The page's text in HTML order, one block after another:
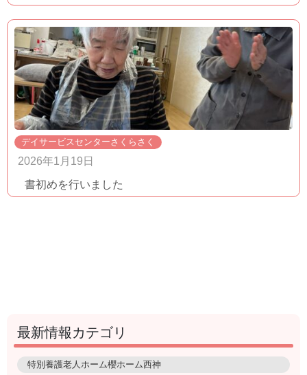
デイサービスセンターさくらさく
2026年1月19日
書初めを行いました
最新情報カテゴリ
特別養護老人ホーム櫻ホーム西神